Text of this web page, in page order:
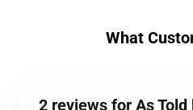
What
2 reviews for As Told